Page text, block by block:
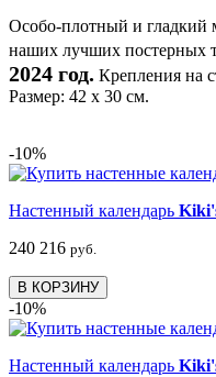
Особо-плотный и гладкий
наших лучших постерных
2024 год. Крепления на
Размер: 42 х 30 см.
-10%
Настенный календарь
240 216 руб.
В КОРЗИНУ
-10%
Настенный календарь